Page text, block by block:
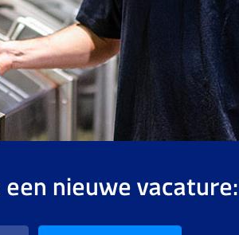
nieuwe vacature: